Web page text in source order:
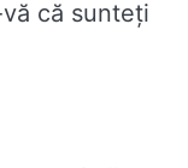
că sunteți